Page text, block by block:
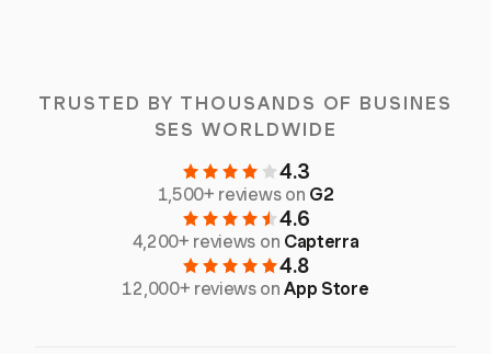
TRUSTED BY THOUSANDS OF BUSINES
SES WORLDWIDE
4.3
1,500+ reviews on G2
4.6
4,200+ reviews on Capterra
4.8
12,000+ reviews onApp Store